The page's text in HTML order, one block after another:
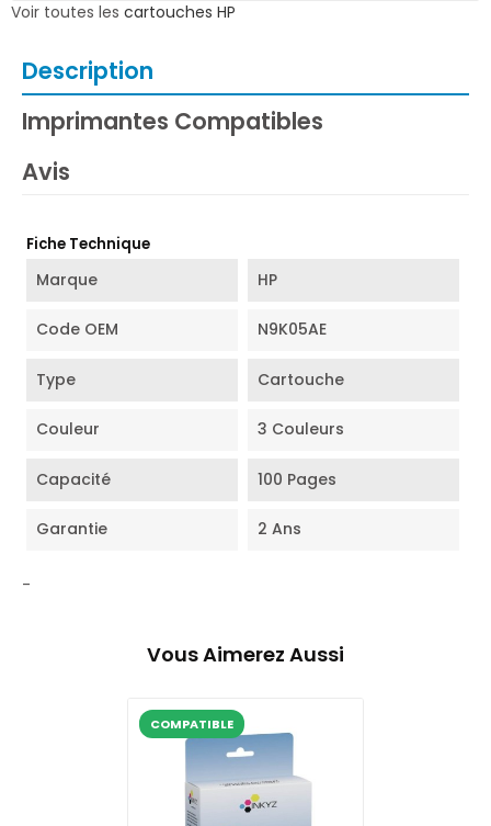
Voir toutes les cartouches HP
Description
Imprimantes Compatibles
Avis
Fiche Technique
Marque HP
Code OEM N9K05AE
Type Cartouche
Couleur 3 Couleurs
Capacité 100 Pages
Garantie 2 Ans
-
Vous Aimerez Aussi
COMPATIBLE